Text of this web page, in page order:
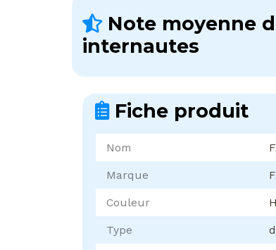
Note moyenne
internautes
Fiche produit
Nom
Marque
Couleur
Type